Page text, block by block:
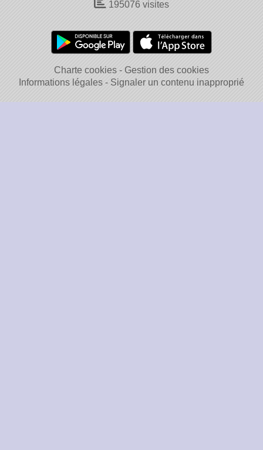
195076 visites
Charte cookies
Gestion des cookies
Informations légales
Signaler un contenu inapproprié